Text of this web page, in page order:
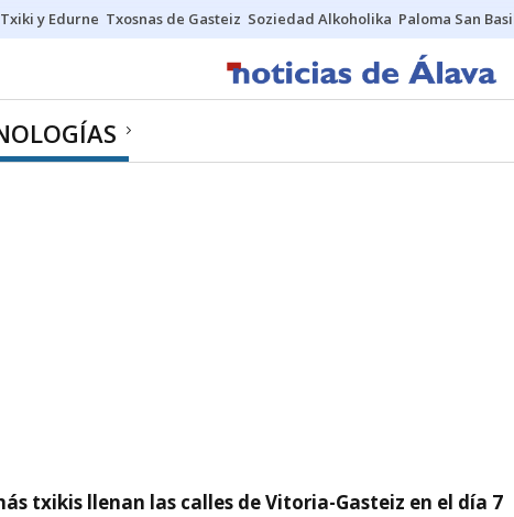
y Edurne Txosnas de Gasteiz Soziedad Alkoholika Paloma San
txikis llenan las calles de Vitoria-Gasteiz en el día 7